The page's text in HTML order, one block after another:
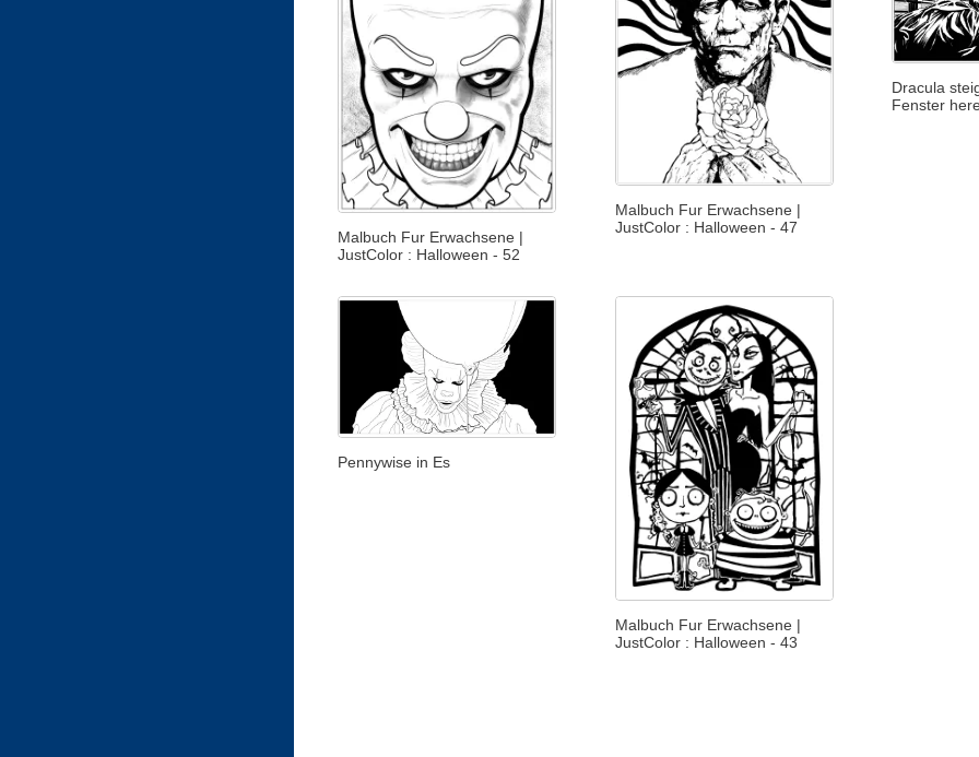
Malbuch Fur Erwachsene |
JustColor : Halloween - 52
Malbuch Fur Erwachsene |
JustColor : Halloween - 47
Dracula
Fenster
Pennywise in Es
Malbuch Fur Erwachsene |
JustColor : Halloween - 43